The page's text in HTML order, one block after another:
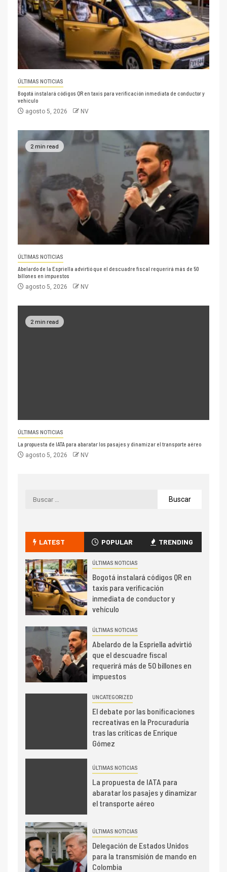
ÚLTIMAS NOTICIAS
Bogotá instalará códigos QR en taxis para verificación inmediata de conductor y
vehículo
agosto 5, 2026 NV
2 min read
ÚLTIMAS NOTICIAS
Abelardo de la Espriella advirtió que el descuadre fiscal requerirá más de 50
billones en impuestos
agosto 5, 2026 NV
2 min read
ÚLTIMAS NOTICIAS
La propuesta de IATA para abaratar los pasajes y dinamizar el transporte aéreo
agosto 5, 2026 NV
LATEST POPULAR TRENDING
ÚLTIMAS NOTICIAS
Bogotá instalará códigos QR en
taxis para verificación
inmediata de conductor y
vehículo
ÚLTIMAS NOTICIAS
Abelardo de la Espriella advirtió
que el descuadre fiscal
requerirá más de 50 billones en
impuestos
UNCATEGORIZED
El debate por las bonificaciones
recreativas en la Procuraduría
tras las críticas de Enrique
Gómez
ÚLTIMAS NOTICIAS
La propuesta de IATA para
abaratar los pasajes y dinamizar
el transporte aéreo
ÚLTIMAS NOTICIAS
Delegación de Estados Unidos
para la transmisión de mando en
Colombia